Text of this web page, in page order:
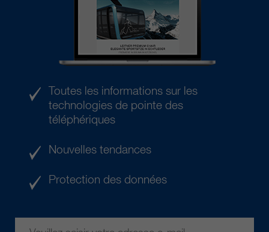
Toutes les informations sur les
technologies de pointe des
téléphériques
Nouvelles tendances
Protection des données